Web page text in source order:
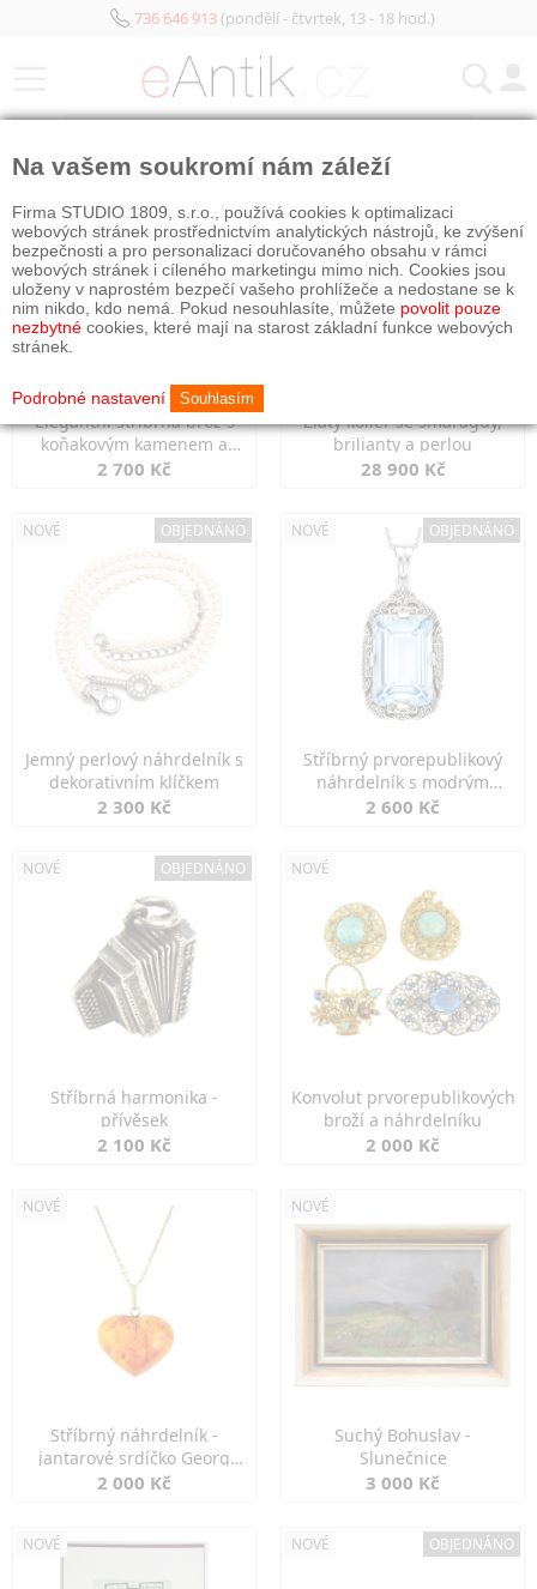
736 646 913(pondělí - čtvrtek, 13 - 18 hod.)
Elegantní stříbrná brož s
koňakovým kamenem a
markazity
2 700 Kč
Zlatý kolier se smaragdy,
brilianty a perlou
28 900 Kč
NOVÉ OBJEDNÁNO
Jemný perlový náhrdelník s
dekorativním klíčkem
2 300 Kč
NOVÉ OBJEDNÁNO
Stříbrný prvorepublikový
náhrdelník s modrým
spinelem
2 600 Kč
NOVÉ OBJEDNÁNO
Stříbrná harmonika -
přívěsek
2 100 Kč
NOVÉ
Konvolut prvorepublikových
broží a náhrdelníku
2 000 Kč
NOVÉ
Stříbrný náhrdelník -
jantarové srdíčko Georg
Kramer
2 000 Kč
NOVÉ
Suchý Bohuslav -
Slunečnice
3 000 Kč
NOVÉ NOVÉ OBJEDNÁNO
Na vašem soukromí nám záleží
Firma STUDIO 1809, s.r.o., používá cookies k optimalizaci
webových stránek prostřednictvím analytických nástrojů, ke zvýšení
bezpečnosti a pro personalizaci doručovaného obsahu v rámci
webových stránek i cíleného marketingu mimo nich. Cookies jsou
uloženy v naprostém bezpečí vašeho prohlížeče a nedostane se k
nim nikdo, kdo nemá. Pokud nesouhlasíte, můžete povolit pouze
nezbytné cookies, které mají na starost základní funkce webových
stránek.
Podrobné nastavení Souhlasím